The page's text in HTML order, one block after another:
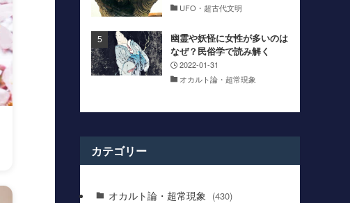
UFO・超古代文明
幽霊や妖怪に女性が多いのは
なぜ？民俗学で読み解く
2022-01-31
オカルト論・超常現象
カテゴリー
オカルト論・超常現象 (430)